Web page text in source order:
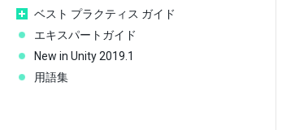
ベスト プラクティス ガイド
エキスパートガイド
New in Unity 2019.1
用語集